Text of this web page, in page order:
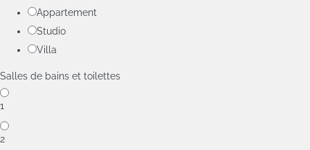
Appartement
Studio
Villa
Salles de bains et toilettes
1
2